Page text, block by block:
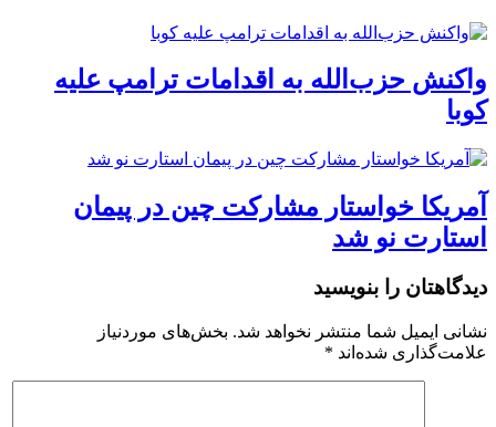
واکنش حزب‌الله به اقدامات ترامپ علیه
کوبا
آمریکا خواستار مشارکت چین در پیمان
استارت نو شد
دیدگاهتان را بنویسید
نشانی ایمیل شما منتشر نخواهد شد. بخش‌های موردنیاز
علامت‌گذاری شده‌اند *